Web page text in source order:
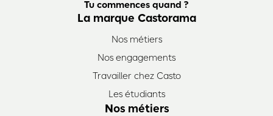
Tu commences quand ?
La marque Castorama
Nos métiers
Nos engagements
Travailler chez Casto
Les étudiants
Nos métiers